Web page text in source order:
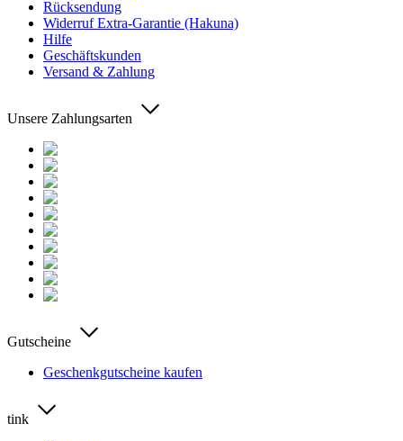
Rücksendung
Widerruf Extra-Garantie (Hakuna)
Hilfe
Geschäftskunden
Versand & Zahlung
Unsere Zahlungsarten
Gutscheine
Geschenkgutscheine kaufen
tink